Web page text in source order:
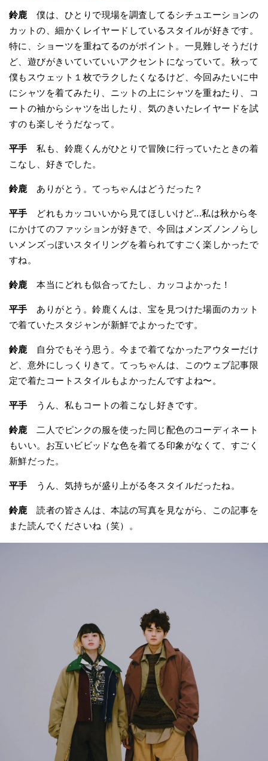
鈴鹿 僕は、ひとりで現場を調査してるシチュエーションの
カットの、細かくレイヤードしているスタイルが好きです。
特に、ショーツを重ねてるのがポイント。一見難しそうだけ
ど、遊びがきいていていいアクセントになっていて。秋って
僕もスウェット１枚でラクしたくなるけど、今回みたいに中
にシャツを着てみたり、ニットの上にシャツを重ねたり、コ
ートの袖からシャツを出したり、気のきいたレイヤードを試
すのも楽しそうだなって。
平手 私も、鈴鹿くんがひとりで冒険に行っていたときの着
こなし、好きでした。
鈴鹿 ありがとう。てっちゃんはどうだった？
平手 どれもカッコいいから見てほしいけど...私は秋から冬
にかけてのファッションが好きで、今回はメンズノンノらし
いメンズっぽいスタイリングを着られてすごく楽しかったで
すね。
鈴鹿 本当にどれも似合ってたし、カッコよかった！
平手 ありがとう。鈴鹿くんは、宝を見つけた場面のカット
で着ていたスタジャンが新鮮でよかったです。
鈴鹿 自分でもそう思う。今まで着てなかったアウターだけ
ど、意外にしっくりきて。てっちゃんは、このウェブ記事限
定で着たコートスタイルもよかったんですよね〜。
平手 うん、私もコートの着こなし好きです。
鈴鹿 二人でピンクの服を使った同じ配色のコーディネート
もいい。お互いビビッドな色を着てる印象がなくて、すごく
新鮮だった。
平手 うん、気持ちが盛り上がる冬スタイルだったね。
鈴鹿 読者の皆さんは、本誌の写真を見ながら、この記事を
また読んでくださいね（笑）。